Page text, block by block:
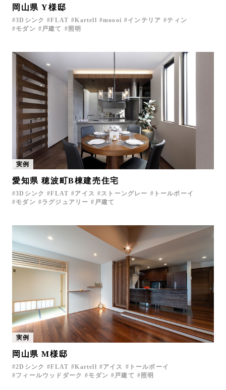
岡山県 Y様邸
3Dシンク FLAT Kartell moooi インテリア
ティン
モダン
戸建て 照明
実例
愛知県 穂波町B棟建売住宅
3Dシンク FLAT アイス ストーングレー
トールボーイ
モダン
ラグジュアリー 戸建て
実例
岡山県 M様邸
2Dシンク FLAT Kartell アイス
トールボーイ
フィールウッドダーク
モダン 戸建て 照明